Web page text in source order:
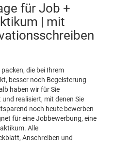
für Job +
| mit
die bei Ihrem
besser noch Begeisterung
haben wir für Sie
realisiert, mit denen Sie
noch heute bewerben
für eine Jobbewerbung, eine
Alle
Anschreiben und